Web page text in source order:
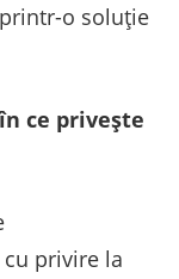
o soluție
ce privește
privire la